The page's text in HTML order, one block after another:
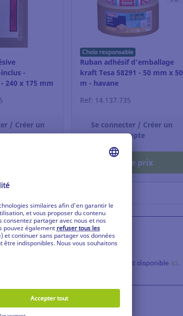
-
240 x 175 mm
/ Créer un
prix
Choix responsable
Ruban adhésif d'emballage
kraft Tesa 58291 - 50 mm x 50
m - havane
Ref: 14.137.735
Se connecter / Créer un
compte
Voir le prix
centre d'aide en cliquantici
Complétez notre formulaire de contact disponible ici